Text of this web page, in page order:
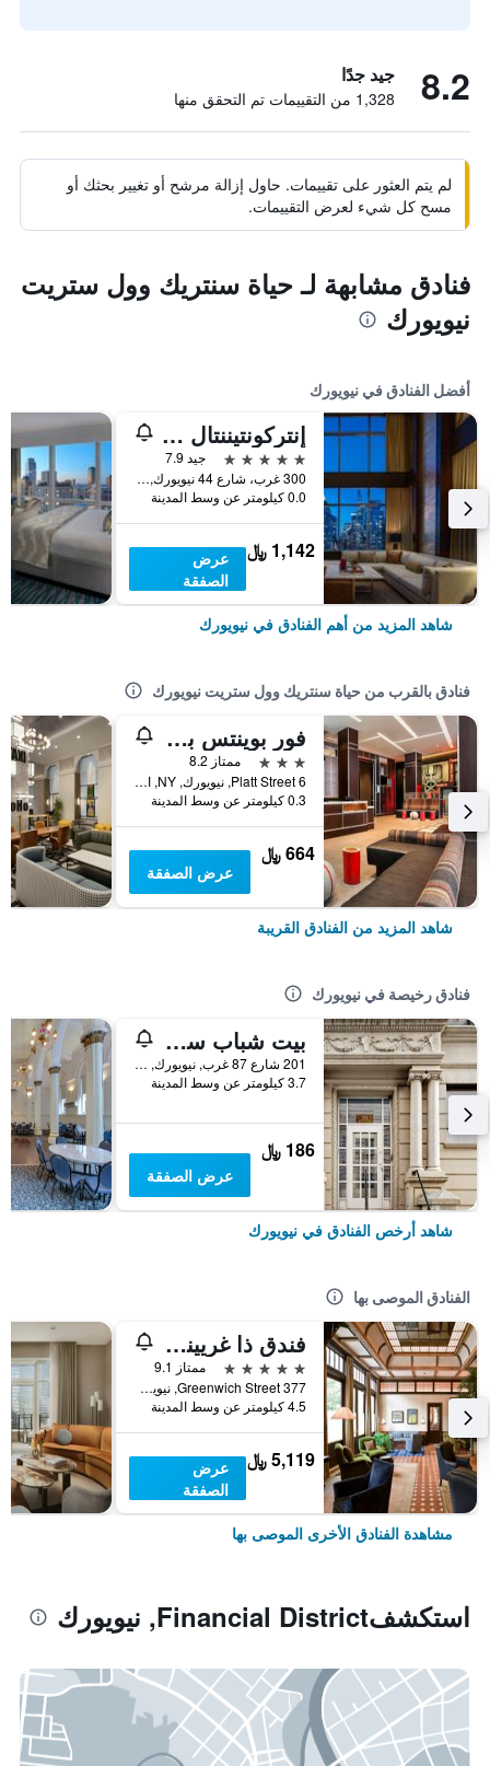
8.2 جيد جدًا
1,328 من التقييمات تم التحقق منها
لم يتم العثور على تقييمات. حاول إزالة مرشح أو تغيير بحثك أو
مسح كل شيء لعرض التقييمات.
فنادق مشابهة لـ حياة سنتريك وول ستريت
نيويورك
أفضل الفنادق في نيويورك
إنتركونتيننتال نيويورك تاميز سكوير
5 نجوم
جيد 7.9
300 غرب، شارع 44 نيويورك, نيويورك, NY, الولايات المتحدة الأميريكية
0.0 كيلومتر عن وسط المدينة
1,142 ﷼
عرض
الصفقة
شاهد المزيد من أهم الفنادق في نيويورك
فنادق بالقرب من حياة سنتريك وول ستريت نيويورك
فور بوينتس باي شيراتون وسط مدينة نيويورك
3 نجوم
ممتاز 8.2
6 Platt Street, نيويورك, NY, الولايات المتحدة الأميريكية
0.3 كيلومتر عن وسط المدينة
664 ﷼
عرض الصفقة
شاهد المزيد من الفنادق القريبة
فنادق رخيصة في نيويورك
بيت شباب سنترال بارك ويست
201 شارع 87 غرب, نيويورك, NY, الولايات المتحدة الأميريكية
3.7 كيلومتر عن وسط المدينة
186 ﷼
عرض الصفقة
شاهد أرخص الفنادق في نيويورك
الفنادق الموصى بها
فندق ذا غريينيتش
5 نجوم
ممتاز 9.1
377 Greenwich Street, نيويورك, NY, الولايات المتحدة الأميريكية
4.5 كيلومتر عن وسط المدينة
5,119 ﷼
عرض
الصفقة
مشاهدة الفنادق الأخرى الموصى بها
استكشفFinancial District, نيويورك